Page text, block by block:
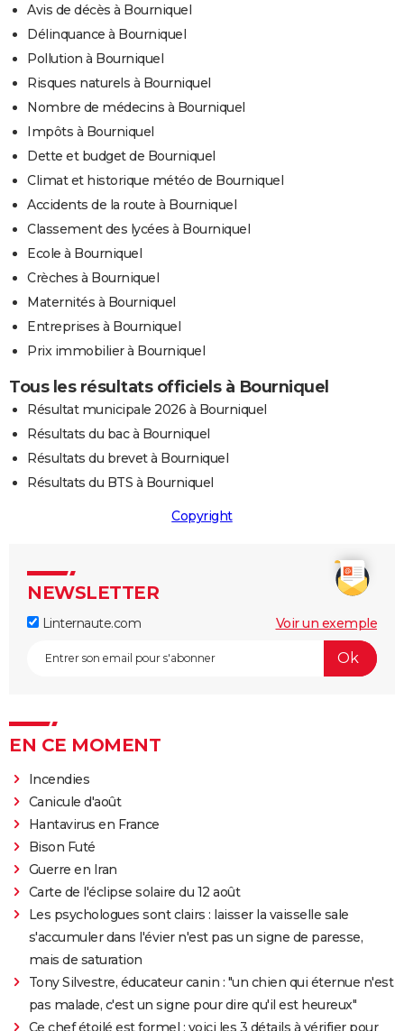
Avis de décès à Bourniquel
Délinquance à Bourniquel
Pollution à Bourniquel
Risques naturels à Bourniquel
Nombre de médecins à Bourniquel
Impôts à Bourniquel
Dette et budget de Bourniquel
Climat et historique météo de Bourniquel
Accidents de la route à Bourniquel
Classement des lycées à Bourniquel
Ecole à Bourniquel
Crèches à Bourniquel
Maternités à Bourniquel
Entreprises à Bourniquel
Prix immobilier à Bourniquel
Tous les résultats officiels à Bourniquel
Résultat municipale 2026 à Bourniquel
Résultats du bac à Bourniquel
Résultats du brevet à Bourniquel
Résultats du BTS à Bourniquel
Copyright
NEWSLETTER
Linternaute.com Voir un exemple
EN CE MOMENT
Incendies
Canicule d'août
Hantavirus en France
Bison Futé
Guerre en Iran
Carte de l'éclipse solaire du 12 août
Les psychologues sont clairs : laisser la vaisselle sale
s'accumuler dans l'évier n'est pas un signe de paresse,
mais de saturation
Tony Silvestre, éducateur canin : "un chien qui éternue n'est
pas malade, c'est un signe pour dire qu'il est heureux"
Ce chef étoilé est formel : voici les 3 détails à vérifier pour